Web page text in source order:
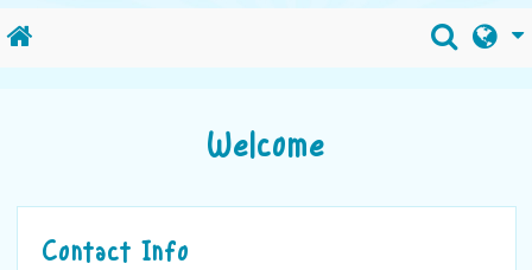
Welcome
Contact Info